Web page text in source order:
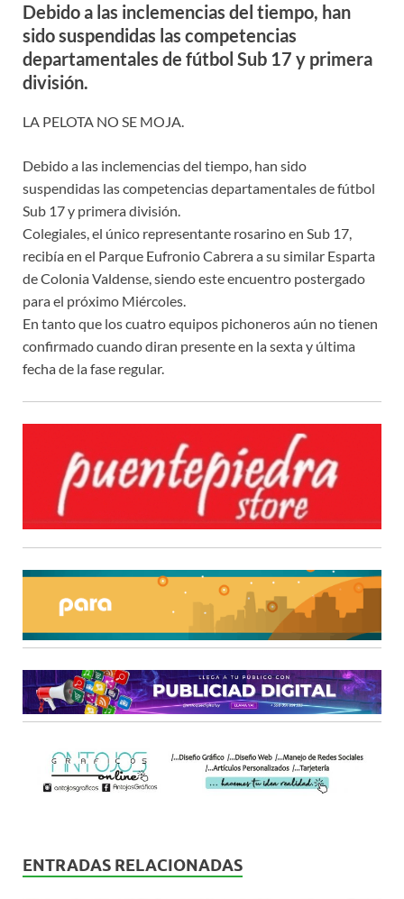
Debido a las inclemencias del tiempo, han
sido suspendidas las competencias
departamentales de fútbol Sub 17 y primera
división.
LA PELOTA NO SE MOJA.
Debido a las inclemencias del tiempo, han sido
suspendidas las competencias departamentales de fútbol
Sub 17 y primera división.
Colegiales, el único representante rosarino en Sub 17,
recibía en el Parque Eufronio Cabrera a su similar Esparta
de Colonia Valdense, siendo este encuentro postergado
para el próximo Miércoles.
En tanto que los cuatro equipos pichoneros aún no tienen
confirmado cuando diran presente en la sexta y última
fecha de la fase regular.
ENTRADAS RELACIONADAS